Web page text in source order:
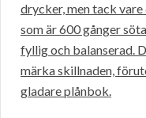
drycker, men tack
som är 600 gånger
fyllig och balanserad.
märka skillnaden,
gladare plånbok.